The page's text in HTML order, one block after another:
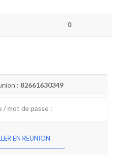
0
: 82661630349
/ mot de passe :
EN REUNION